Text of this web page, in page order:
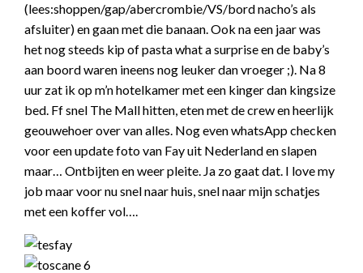
(lees:shoppen/gap/abercrombie/VS/bord nacho’s als
afsluiter) en gaan met die banaan. Ook na een jaar was
het nog steeds kip of pasta what a surprise en de baby’s
aan boord waren ineens nog leuker dan vroeger ;). Na 8
uur zat ik op m’n hotelkamer met een kinger dan kingsize
bed. Ff snel The Mall hitten, eten met de crew en heerlijk
geouwehoer over van alles. Nog even whatsApp checken
voor een update foto van Fay uit Nederland en slapen
maar… Ontbijten en weer pleite. Ja zo gaat dat. I love my
job maar voor nu snel naar huis, snel naar mijn schatjes
met een koffer vol….